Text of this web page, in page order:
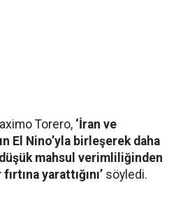
Torero, ‘İran ve
El Nino’yla birleşerek daha
mahsul verimliliğinden
yarattığını’ söyledi.